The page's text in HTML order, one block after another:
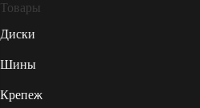
Товары
Диски
Шины
Крепеж